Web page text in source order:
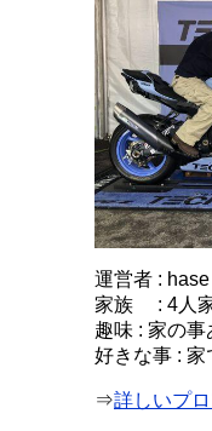
運営者 :
家族 : 4人家
趣味 : 家の
好きな事 : 家
⇒詳しいプ